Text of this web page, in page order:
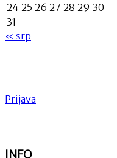
24 25 26 27 28 29 30
31
« srp
Prijava
INFO